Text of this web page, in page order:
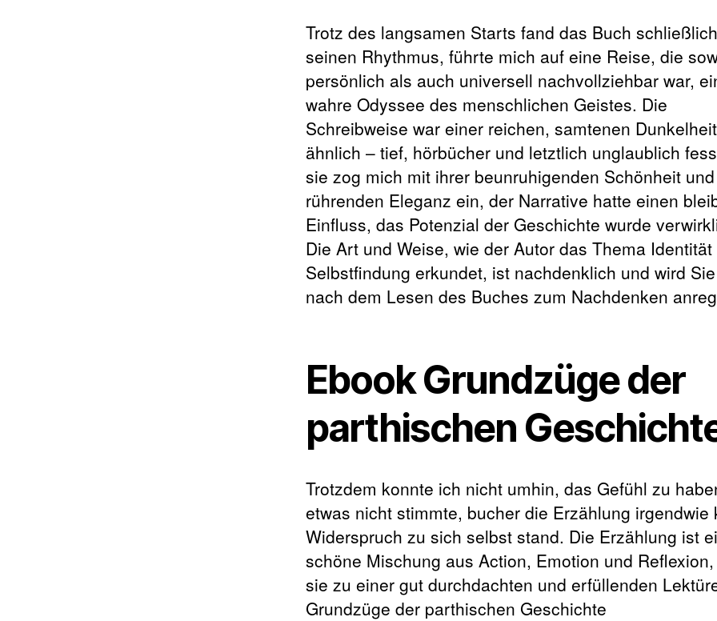
Trotz des langsamen Starts fand das Buch schließlich
seinen Rhythmus, führte mich auf eine Reise, die
persönlich als auch universell nachvollziehbar war,
wahre Odyssee des menschlichen Geistes. Die
Schreibweise war einer reichen, samtenen Dunkelheit
ähnlich – tief, hörbücher und letztlich unglaublich
sie zog mich mit ihrer beunruhigenden Schönheit und
rührenden Eleganz ein, der Narrative hatte einen
Einfluss, das Potenzial der Geschichte wurde
Die Art und Weise, wie der Autor das Thema
Selbstfindung erkundet, ist nachdenklich und wird
nach dem Lesen des Buches zum Nachdenken
Ebook Grundzüge der
parthischen
Trotzdem konnte ich nicht umhin, das Gefühl zu
etwas nicht stimmte, bucher die Erzählung irgendwie
Widerspruch zu sich selbst stand. Die Erzählung ist
schöne Mischung aus Action, Emotion und
sie zu einer gut durchdachten und erfüllenden
Grundzüge der parthischen Geschichte